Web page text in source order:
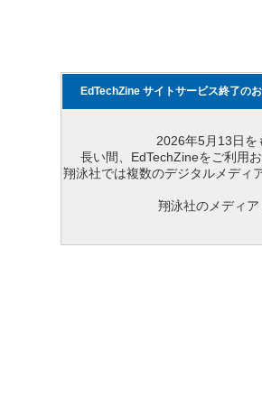
EdTechZine サイトサービス終了の
2026年5月13日を
長い間、EdTechZineをご利用
翔泳社では複数のデジタルメディ
翔泳社のメディア